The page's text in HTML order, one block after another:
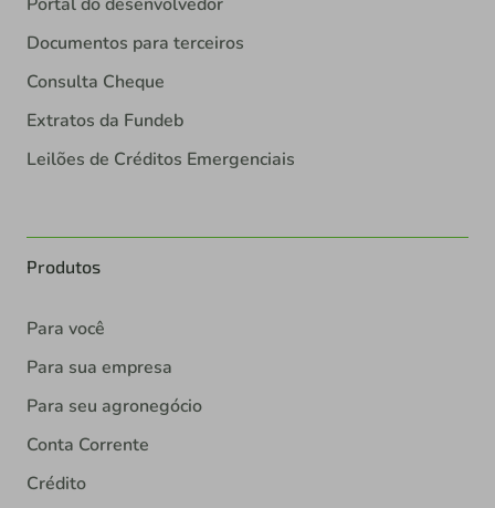
Documentos para terceiros
Consulta Cheque
Extratos da Fundeb
Leilões de Créditos Emergenciais
Produtos
Para você
Para sua empresa
Para seu agronegócio
Conta Corrente
Crédito